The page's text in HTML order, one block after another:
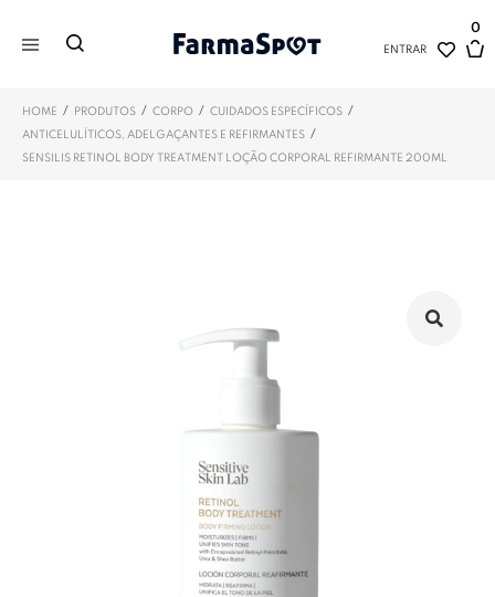
ENTRAR
0
HOME / PRODUTOS / CORPO / CUIDADOS ESPECÍFICOS /
ANTICELULÍTICOS, ADELGAÇANTES E REFIRMANTES /
SENSILIS RETINOL BODY TREATMENT LOÇÃO CORPORAL REFIRMANTE 200ML